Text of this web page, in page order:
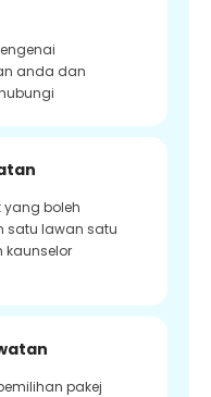
anda dan
yang boleh
satu lawan satu
kaunselor
pakej